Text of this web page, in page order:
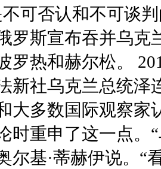
不可否认和不可谈
罗斯宣布吞并乌
罗热和赫尔松。
新社乌克兰总统泽
大多数国际观察家
时重申了这一点。
尔基·蒂赫伊说。“